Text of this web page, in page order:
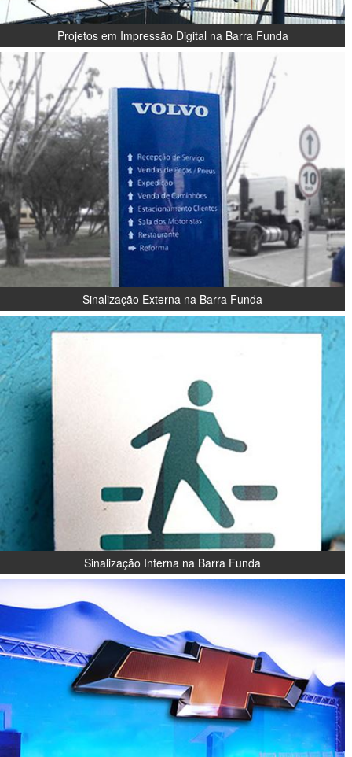
Projetos em Impressão Digital na Barra Funda
Sinalização Externa na Barra Funda
Sinalização Interna na Barra Funda